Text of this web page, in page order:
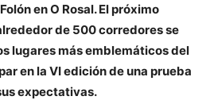
en O Rosal. El próximo
de 500 corredores se
lugares más emblemáticos del
en la VI edición de una prueba
expectativas.